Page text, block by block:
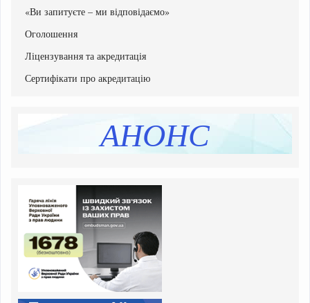
Рейтингові списки вступників
Списки рекомендованих вступників
Програми вступних випробувань
Етапи вступної кампанії
Додаткова інформація
«Ви запитуєте – ми відповідаємо»
Оголошення
Ліцензування та акредитація
Сертифікати про акредитацію
АНОНС